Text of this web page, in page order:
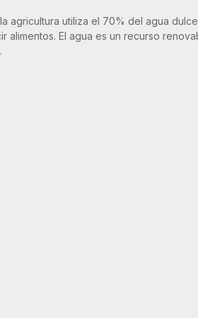
agricultura utiliza el 70% del agua dulce
alimentos. El agua es un recurso